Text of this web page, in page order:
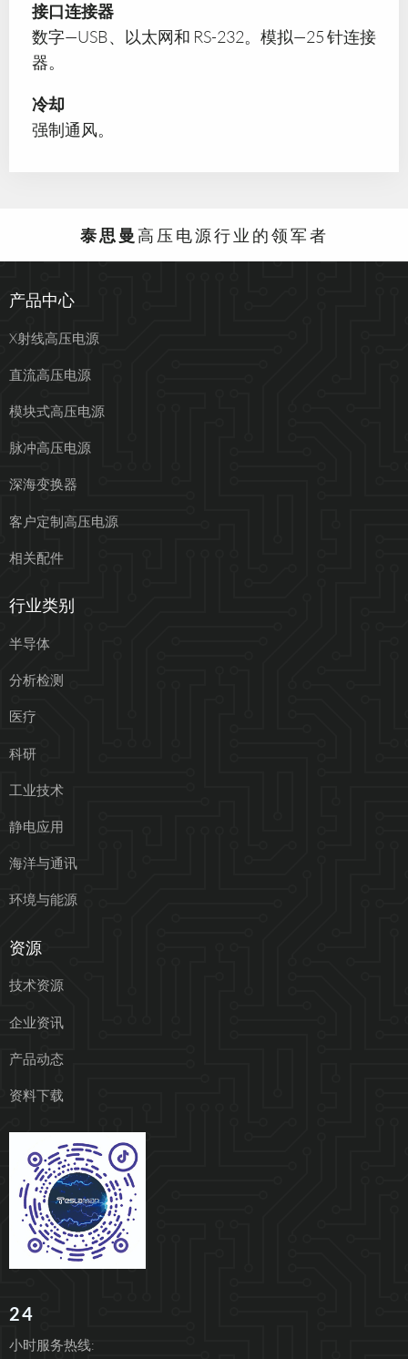
接口连接器
数字—USB、以太网和 RS-232。模拟—25 针连接
器。
冷却
强制通风。
泰思曼 高压电源行业的领军者
产品中心
X射线高压电源
直流高压电源
模块式高压电源
脉冲高压电源
深海变换器
客户定制高压电源
相关配件
行业类别
半导体
分析检测
医疗
科研
工业技术
静电应用
海洋与通讯
环境与能源
资源
技术资源
企业资讯
产品动态
资料下载
24
小时服务热线: